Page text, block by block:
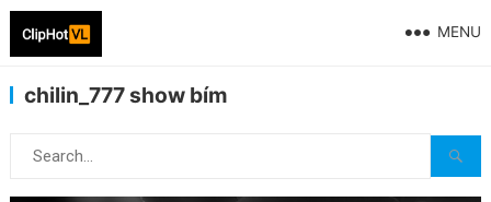
MENU
chilin_777 show bím